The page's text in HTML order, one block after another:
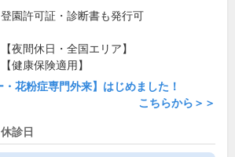
登園許可証・診断書も発行可
【夜間休日・全国エリア】
【健康保険適用】
・花粉症専門外来】はじめました！
こちらから＞＞
診日